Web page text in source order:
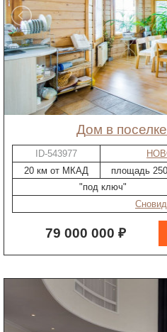
дом в
ID-543977
20 км от МКАД
площадь
"под ключ"
79 000 000 ₽